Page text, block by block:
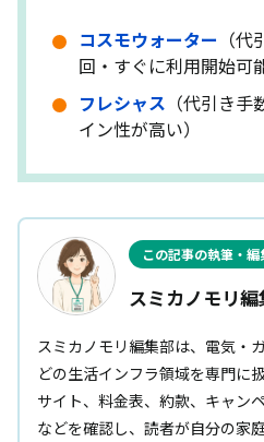
コスモウォーター （
回・すぐに利用開始可
フレシャス （代引き
イン性が高い）
この記事の執筆・編
スミカノモリ編
スミカノモリ編集部は、電気・
どの生活インフラ領域を専門に
サイト、料金表、約款、キャン
などを確認し、読者が自分の家